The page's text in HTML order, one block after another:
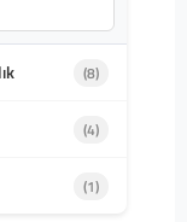
(8)
(4)
(1)